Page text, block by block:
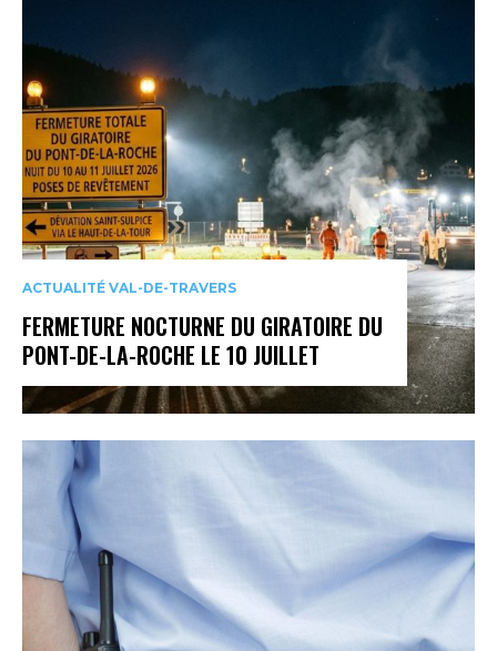
ACTUALITÉ VAL-DE-TRAVERS
FERMETURE NOCTURNE DU GIRATOIRE DU
PONT-DE-LA-ROCHE LE 10 JUILLET